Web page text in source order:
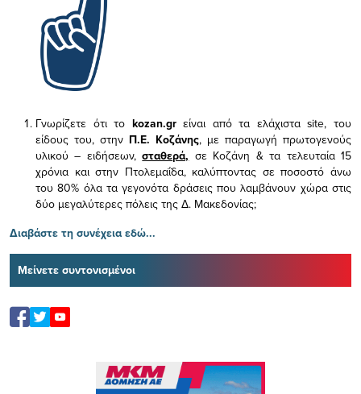
Γνωρίζετε ότι το kozan.gr είναι από τα ελάχισταsite, του
είδους του, στην Π.Ε. Κοζάνης, με παραγωγή πρωτογενούς
υλικού – ειδήσεων,σταθερά, σε Κοζάνη & τα τελευταία 15
χρόνια και στην Πτολεμαΐδα, καλύπτοντας σε ποσοστό άνω
του 80% όλα τα γεγονότα δράσεις που λαμβάνουν χώρα στις
δύο μεγαλύτερες πόλεις της Δ. Μακεδονίας;
Διαβάστε τη συνέχεια εδώ...
Μείνετε συντονισμένοι